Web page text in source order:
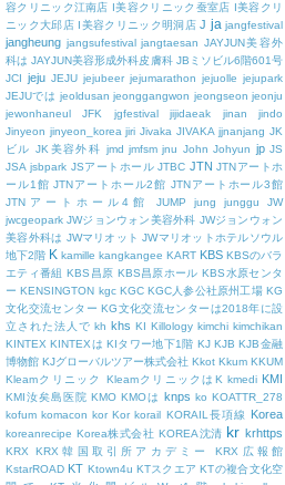
容クリニック江南店 I美容クリニック蚕室店 I美容クリ
ニック大邱店 I美容クリニック明洞店 J ja jangfestival
jangheung jangsufestival jangtaesan JAYJUN美容外
科は JAYJUN美容形成外科皮膚科 JBミソビル6階601号
JCI jeju JEJU jejubeer jejumarathon jejuolle jejupark
JEJUでは jeoldusan jeonggangwon jeongseon jeonju
jewonhaneul
JFK jgfestival jijidaeak jinan
jindo
Jinyeon jinyeon_korea jiri Jivaka JIVAKA jjnanjang JK
ビル JK美容外科 jmd jmfsm jnu John Johyun jp JS
JSA jsbpark JSアートホール JTBC JTN JTNアートホ
ール1館 JTNアートホール2館 JTNアートホール3館
JTNアートホール4館
JUMP jung junggu
JW
jwcgeopark JWジョンウォン美容外科 JWジョンウォン
美容外科は JWマリオット JWマリオットホテルソウル
地下2階 K kamille kangkangee KART KBS KBSのバラ
エティ番組 KBS昌原 KBS昌原ホール KBS水原センタ
ー KENSINGTON kgc KGC KGC人参公社原州工場 KG
文化交流センター KG文化交流センターは2018年に設
立された法人で kh khs KI Killology kimchi kimchikan
KINTEX KINTEXは KIタワー地下1階 KJ KJB KJB金融
博物館 KJグローバルツアー株式会社 Kkot Kkum KKUM
Kleamクリニック
KleamクリニックはK kmedi KMI
KMI汝矣島医院 KMO KMOは knps ko KOATTR_278
kofum komacon kor Kor korail KORAIL長項線 Korea
koreanrecipe Korea株式会社 KOREA沈清 kr krhttps
KRX KRX韓国取引所アカデミー
KRX広報館
KstarROAD KT Ktown4u KTスクエア KTの複合文化空